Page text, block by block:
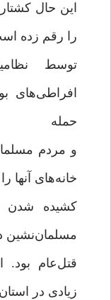
این حال
را رقم زده است. قتل 11
توسط
افراطی‌های
حمله
و مردم
خانه‌های آنها
مسلمان‌نشین
قتل‌عام بود.
زیادی در